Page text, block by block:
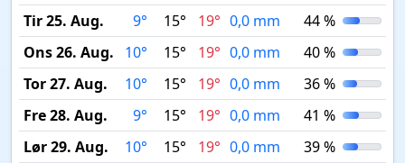
Tir 25. Aug.
9° 15° 19° 0,0 mm
44 %
Ons 26. Aug.
10° 15° 19° 0,0 mm
40 %
Tor 27. Aug.
10° 15° 19° 0,0 mm
36 %
Fre 28. Aug.
9° 15° 19° 0,0 mm
41 %
Lør 29. Aug.
10° 15° 19° 0,0 mm 39 %